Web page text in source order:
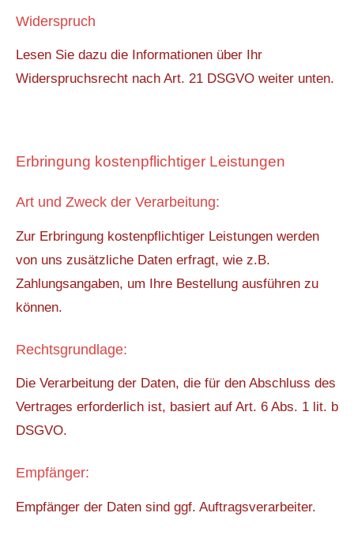
Widerspruch
Lesen Sie dazu die Informationen über Ihr
Widerspruchsrecht nach Art. 21 DSGVO weiter unten.
Erbringung kostenpflichtiger Leistungen
Art und Zweck der Verarbeitung:
Zur Erbringung kostenpflichtiger Leistungen werden
von uns zusätzliche Daten erfragt, wie z.B.
Zahlungsangaben, um Ihre Bestellung ausführen zu
können.
Rechtsgrundlage:
Die Verarbeitung der Daten, die für den Abschluss des
Vertrages erforderlich ist, basiert auf Art. 6 Abs. 1 lit. b
DSGVO.
Empfänger:
Empfänger der Daten sind ggf. Auftragsverarbeiter.